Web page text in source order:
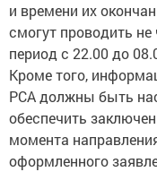
и времени их
смогут проводить
период с 22.00 до
Кроме того,
РСА должны быть
обеспечить
момента
оформленного